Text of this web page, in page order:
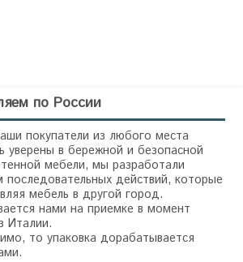
по России
покупатели из любого места
уверены в бережной и безопасной
мебели, мы разработали
действий, которые
мебель в другой город.
нами на приемке в момент
Италии.
то упаковка дорабатывается